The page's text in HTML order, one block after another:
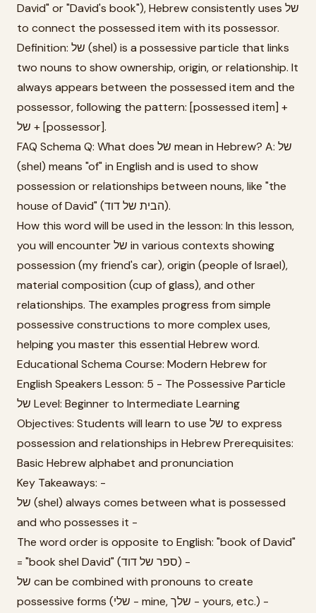
David" or "David's book"), Hebrew consistently uses של
to connect the possessed item with its possessor.
Definition: של (shel) is a possessive particle that links
two nouns to show ownership, origin, or relationship. It
always appears between the possessed item and the
possessor, following the pattern: [possessed item] +
של + [possessor].
FAQ Schema Q: What does של mean in Hebrew? A: של
(shel) means "of" in English and is used to show
possession or relationships between nouns, like "the
house of David" (הבית של דוד).
How this word will be used in the lesson: In this lesson,
you will encounter של in various contexts showing
possession (my friend's car), origin (people of Israel),
material composition (cup of glass), and other
relationships. The examples progress from simple
possessive constructions to more complex uses,
helping you master this essential Hebrew word.
Educational Schema Course: Modern Hebrew for
English Speakers Lesson: 5 - The Possessive Particle
של Level: Beginner to Intermediate Learning
Objectives: Students will learn to use של to express
possession and relationships in Hebrew Prerequisites:
Basic Hebrew alphabet and pronunciation
Key Takeaways: -
של (shel) always comes between what is possessed
and who possesses it -
The word order is opposite to English: "book of David"
= "book shel David" (ספר של דוד) -
של can be combined with pronouns to create
possessive forms (שלי - mine, שלך - yours, etc.) -